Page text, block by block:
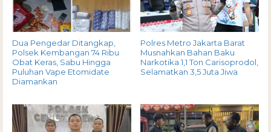
Dua Pengedar Ditangkap,
Polsek Kembangan 74 Ribu
Obat Keras, Sabu Hingga
Puluhan Vape Etomidate
Diamankan
Polres Metro Jakarta Barat
Musnahkan Bahan Baku
Narkotika 1,1 Ton Carisoprodol,
Selamatkan 3,5 Juta Jiwa